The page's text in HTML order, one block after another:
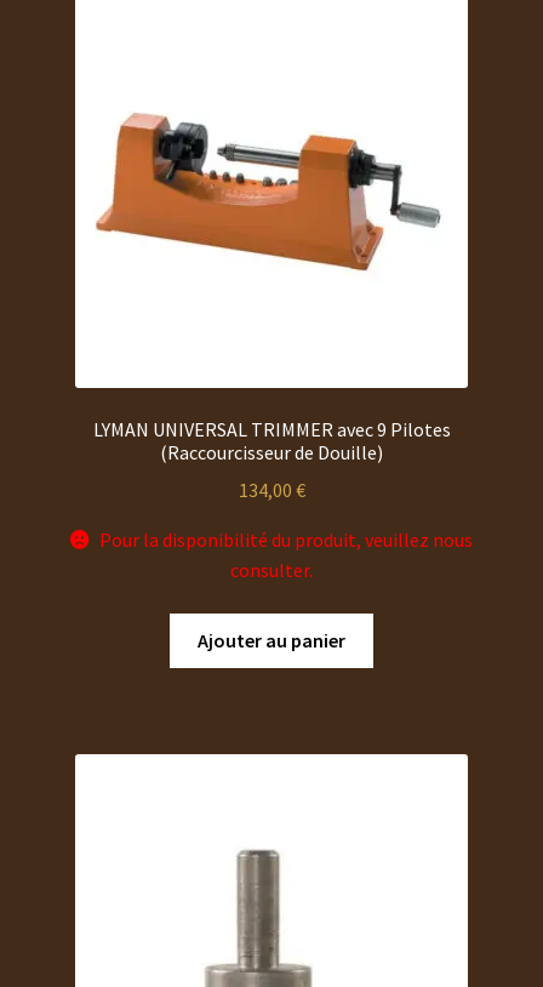
LYMAN UNIVERSAL TRIMMER avec 9 Pilotes
(Raccourcisseur de Douille)
134,00 €
Pour la disponibilité du produit, veuillez nous
consulter.
Ajouter au panier